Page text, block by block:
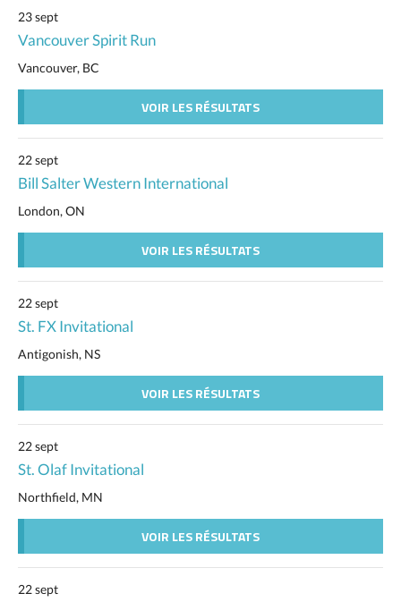
23 sept
Vancouver Spirit Run
Vancouver, BC
VOIR LES RÉSULTATS
22 sept
Bill Salter Western International
London, ON
VOIR LES RÉSULTATS
22 sept
St. FX Invitational
Antigonish, NS
VOIR LES RÉSULTATS
22 sept
St. Olaf Invitational
Northfield, MN
VOIR LES RÉSULTATS
22 sept